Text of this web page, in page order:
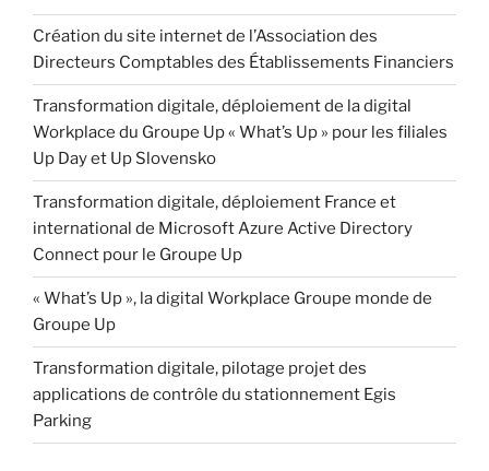
Création du site internet de l’Association des
Directeurs Comptables des Établissements Financiers
Transformation digitale, déploiement de la digital
Workplace du Groupe Up « What’s Up » pour les filiales
Up Day et Up Slovensko
Transformation digitale, déploiement France et
international de Microsoft Azure Active Directory
Connect pour le Groupe Up
« What’s Up », la digital Workplace Groupe monde de
Groupe Up
Transformation digitale, pilotage projet des
applications de contrôle du stationnement Egis
Parking